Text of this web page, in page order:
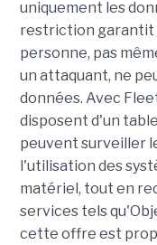
uniquement les
restriction garantit
personne, pas
un attaquant, ne
données. Avec
disposent d'un
peuvent surveiller
l'utilisation des
matériel, tout en
services tels
cette offre est